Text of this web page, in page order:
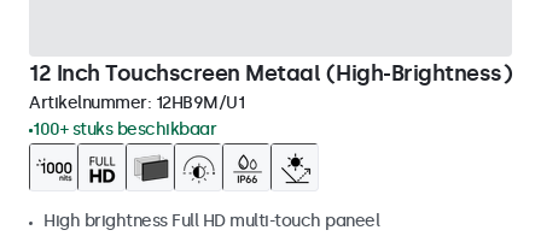
12 Inch Touchscreen Metaal (High-Brightness)
Artikelnummer: 12HB9M/U1
100+ stuks beschikbaar
High brightness Full HD multi-touch paneel